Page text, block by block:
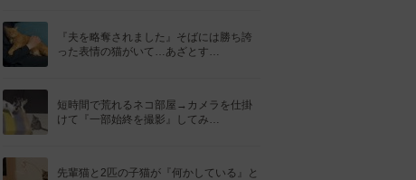
『夫を略奪されました』そばには勝ち誇
った表情の猫がいて…あざとす…
短時間で荒れるネコ部屋→カメラを仕掛
けて『一部始終を撮影』してみ…
先輩猫と2匹の子猫が『何かしている』と